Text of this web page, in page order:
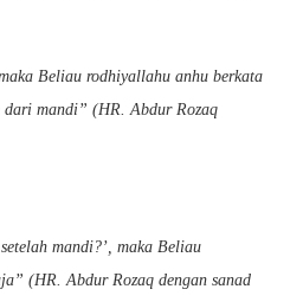
Beliau rodhiyallahu anhu berkata
dari mandi” (HR. Abdur Rozaq
mandi?’, maka Beliau
(HR. Abdur Rozaq dengan sanad